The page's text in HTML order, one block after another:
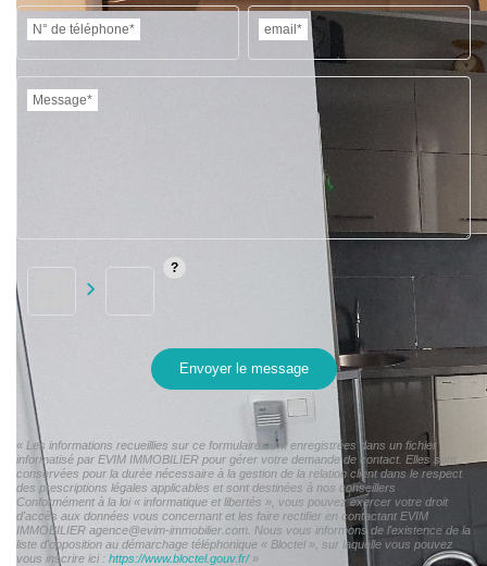
N° de téléphone* email*
Message*
Envoyer le message
« Les informations recueillies sur ce formulaire sont enregistrées dans un fichier
informatisé par EVIM IMMOBILIER pour gérer votre demande de contact. Elles sont
conservées pour la durée nécessaire à la gestion de la relation client dans le respect
des prescriptions légales applicables et sont destinées à nos conseillers
Conformément à la loi « informatique et libertés », vous pouvez exercer votre droit
d'accès aux données vous concernant et les faire rectifier en contactant EVIM
IMMOBILIER agence@evim-immobilier.com. Nous vous informons de l'existence de la
liste d'opposition au démarchage téléphonique « Bloctel », sur laquelle vous pouvez
vous inscrire ici : https://www.bloctel.gouv.fr/»